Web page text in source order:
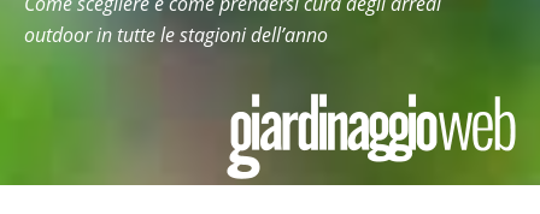
outdoor in tutte le stagioni dell’anno